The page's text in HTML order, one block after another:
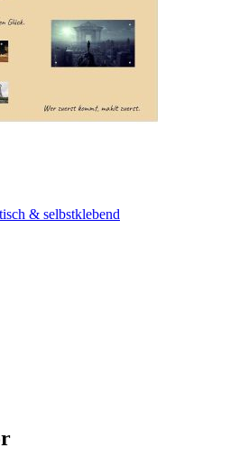
& selbstklebend